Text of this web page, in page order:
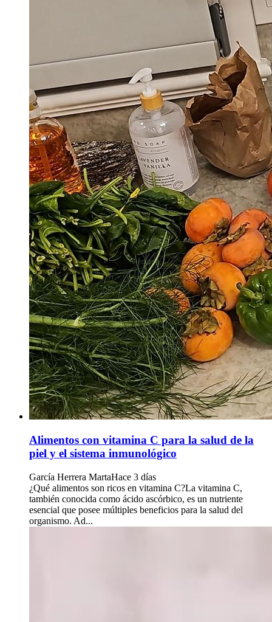
Alimentos con vitamina C para la salud de la
piel y el sistema inmunológico
García Herrera MartaHace 3 días
¿Qué alimentos son ricos en vitamina C?La vitamina C,
también conocida como ácido ascórbico, es un nutriente
esencial que posee múltiples beneficios para la salud del
organismo. Ad...